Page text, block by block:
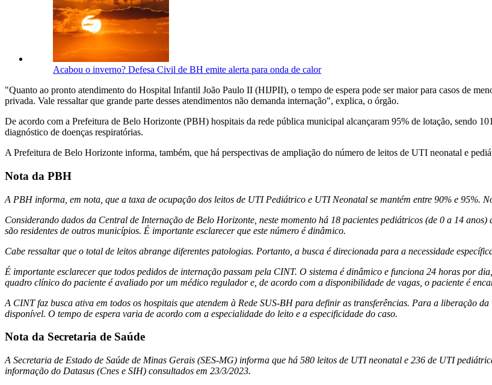
Acabou o inverno? Defesa Civil de BH emite alerta para onda de calor
"Quanto ao pronto atendimento do Hospital Infantil João Paulo II (HIJPII), o tempo de espera pode ser maior para casos de
privada. Vale ressaltar que grande parte desses atendimentos não demanda internação", explica, o órgão.
De acordo com a Prefeitura de Belo Horizonte (PBH) hospitais da rede pública municipal alcançaram 95% de lotação, sendo
diagnóstico de doenças respiratórias.
A Prefeitura de Belo Horizonte informa, também, que há perspectivas de ampliação do número de leitos de UTI neonatal e
Nota da PBH
A PBH informa, em nota, que a taxa de ocupação dos leitos de UTI Pediátrico e UTI Neonatal se mantém entre 90% e 95%.
Considerando dados da Central de Internação de Belo Horizonte, neste momento há 18 pacientes pediátricos (de 0 a 14
são residentes de outros municípios. É importante esclarecer que este número é dinâmico.
Cabe ressaltar que o total de leitos abrange diferentes patologias. Portanto, a busca é direcionada para a necessidade
É importante esclarecer que todos pedidos de internação passam pela CINT. O sistema é dinâmico e funciona 24 horas por
quadro clínico do paciente é avaliado por um médico regulador e, de acordo com a disponibilidade de vagas, o paciente é
A CINT faz busca ativa em todos os hospitais que atendem à Rede SUS-BH para definir as transferências. Para a liberação
disponível. O tempo de espera varia de acordo com a especialidade do leito e a especificidade do caso.
Nota da Secretaria de Saúde
A Secretaria de Estado de Saúde de Minas Gerais (SES-MG) informa que há 580 leitos de UTI neonatal e 236 de UTI
informação do Datasus (Cnes e SIH) consultados em 23/3/2023.